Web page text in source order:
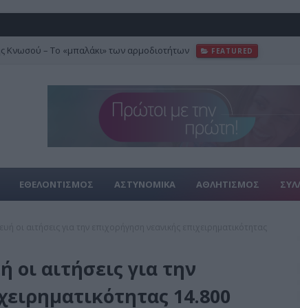
Κνωσού – Το «μπαλάκι» των αρμοδιοτήτων FEATURED
ΕΘΕΛΟΝΤΙΣΜΟΣ ΑΣΤΥΝΟΜΙΚΑ ΑΘΛΗΤΙΣΜΟΣ
αιτήσεις για την
14.800